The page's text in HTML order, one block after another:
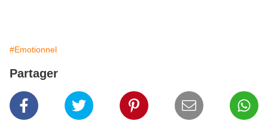
#Emotionnel
Partager